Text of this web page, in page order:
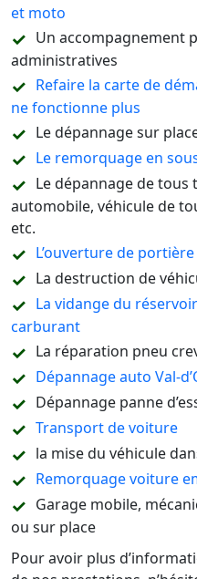
et moto
Un accompagnement
administratives
Refaire la carte de
ne fonctionne plus
Le dépannage sur
Le remorquage en
Le dépannage de tous
automobile, véhicule de
etc.
L’ouverture de
La destruction de
La vidange du
carburant
La réparation pneu
Dépannage auto Val-
Dépannage panne
Transport de voiture
la mise du véhicule
Remorquage voiture
Garage mobile,
ou sur place
Pour avoir plus